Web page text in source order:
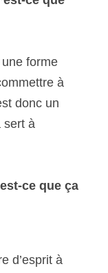
une forme
à
donc un
sert à
ce que ça
d’esprit à